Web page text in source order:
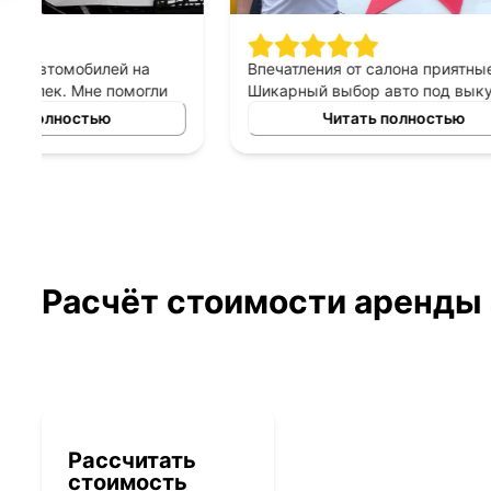
Впечатления от салона приятные.
Шикарный выбор авто под выкуп. Про
персонал могу сказать только
хорошее, приятны в общении,
терпеливые, помогают сделать
Спасибо
подход к
выборе
выкуп,
который
Расчёт стоимости аренды
Рассчитать
стоимость